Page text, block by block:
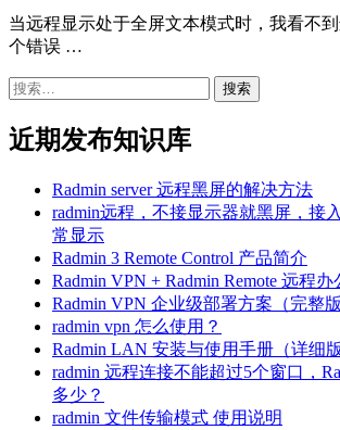
当远程显示处于全屏文本模式时，我看不
个错误 …
搜
近期发布知识库
Radmin server 远程黑屏的解决方法
radmin远程，不接显示器就黑屏，接
常显示
Radmin 3 Remote Control 产品简介
Radmin VPN + Radmin Remote 远程办
Radmin VPN 企业级部署方案（完整版
radmin vpn 怎么使用？
Radmin LAN 安装与使用手册（详细版
radmin 远程连接不能超过5个窗口，
多少？
radmin 文件传输模式 使用说明